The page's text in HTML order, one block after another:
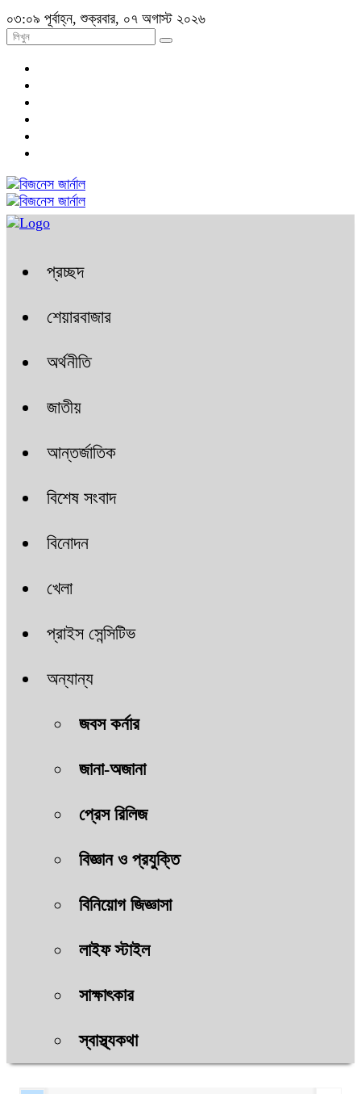
০৩:০৯ পূর্বাহ্ন, শুক্রবার, ০৭ অগাস্ট ২০২৬
প্রচ্ছদ
শেয়ারবাজার
অর্থনীতি
জাতীয়
আন্তর্জাতিক
বিশেষ সংবাদ
বিনোদন
খেলা
প্রাইস সেন্সিটিভ
অন্যান্য
জবস কর্নার
জানা-অজানা
প্রেস রিলিজ
বিজ্ঞান ও প্রযুক্তি
বিনিয়োগ জিজ্ঞাসা
লাইফ স্টাইল
সাক্ষাৎকার
স্বাস্থ্যকথা